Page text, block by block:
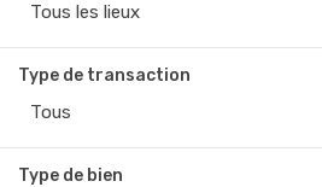
Tous les lieux
Type de transaction
Tous
Type de bien